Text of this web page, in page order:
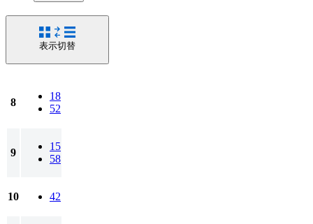
表示切替
8
18
52
9
15
58
10 42